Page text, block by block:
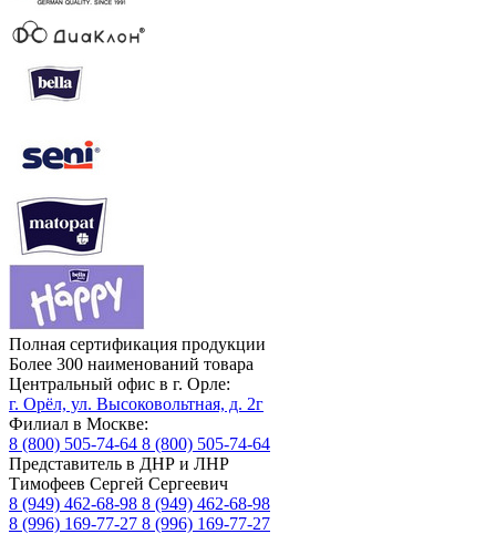
Полная сертификация продукции
Более 300 наименований товара
Центральный офис в г. Орле:
г. Орёл, ул. Высоковольтная, д. 2г
Филиал в Москве:
8 (800) 505-74-64 8 (800) 505-74-64
Представитель в ДНР и ЛНР
Тимофеев Сергей Сергеевич
8 (949) 462-68-98 8 (949) 462-68-98
8 (996) 169-77-27 8 (996) 169-77-27